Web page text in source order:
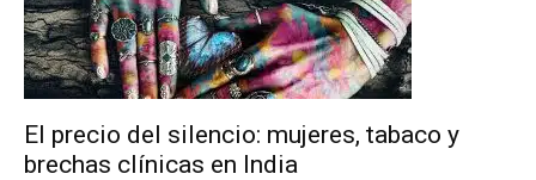
El precio del silencio: mujeres, tabaco y
brechas clínicas en India